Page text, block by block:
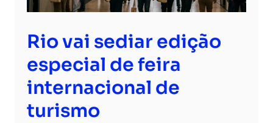
Rio vai sediar edição
especial de feira
internacional de
turismo